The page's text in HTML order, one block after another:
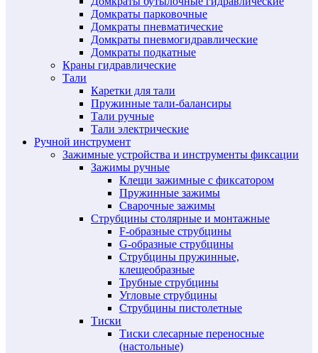
Домкраты парковочные
Домкраты пневматические
Домкраты пневмогидравлические
Домкраты подкатные
Краны гидравлические
Тали
Каретки для тали
Пружинные тали-балансиры
Тали ручные
Тали электрические
Ручной инструмент
Зажимные устройства и инструменты фиксации
Зажимы ручные
Клещи зажимные с фиксатором
Пружинные зажимы
Сварочные зажимы
Струбцины столярные и монтажные
F-образные струбцины
G-образные струбцины
Струбцины пружинные,
клещеобразные
Трубные струбцины
Угловые струбцины
Струбцины пистолетные
Тиски
Тиски слесарные переносные
(настольные)